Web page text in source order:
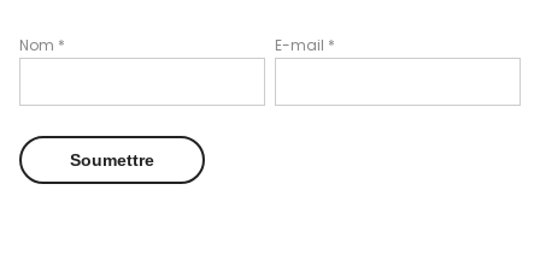
Nom * E-mail *